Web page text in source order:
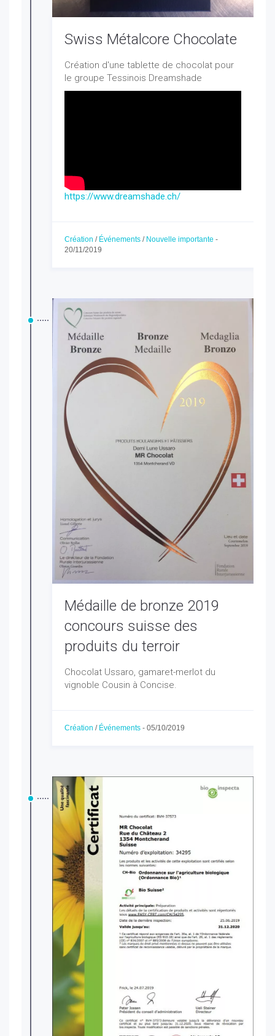
Swiss Métalcore Chocolate
Création d'une tablette de chocolat pour
le groupe Tessinois Dreamshade
https://www.dreamshade.ch/
Création / Événements / Nouvelle importante -
20/11/2019
Médaille de bronze 2019
concours suisse des
produits du terroir
Chocolat Ussaro, gamaret-merlot du
vignoble Cousin à Concise.
Création / Événements - 05/10/2019